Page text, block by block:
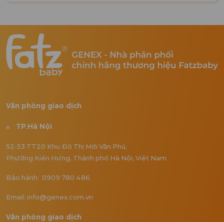
Văn phòng giao dịch
TP.Hà Nội
52-53 TT20 Khu Đô Thị Mới Văn Phú,
Phường Kiến Hưng, Thành phố Hà Nội, Việt Nam
Bảo hành: 0909 780 486
Email: info@genex.com.vn
Văn phòng giao dịch